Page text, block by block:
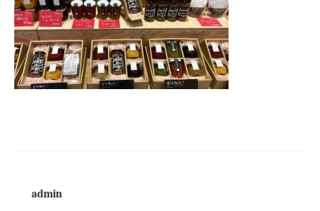
admin